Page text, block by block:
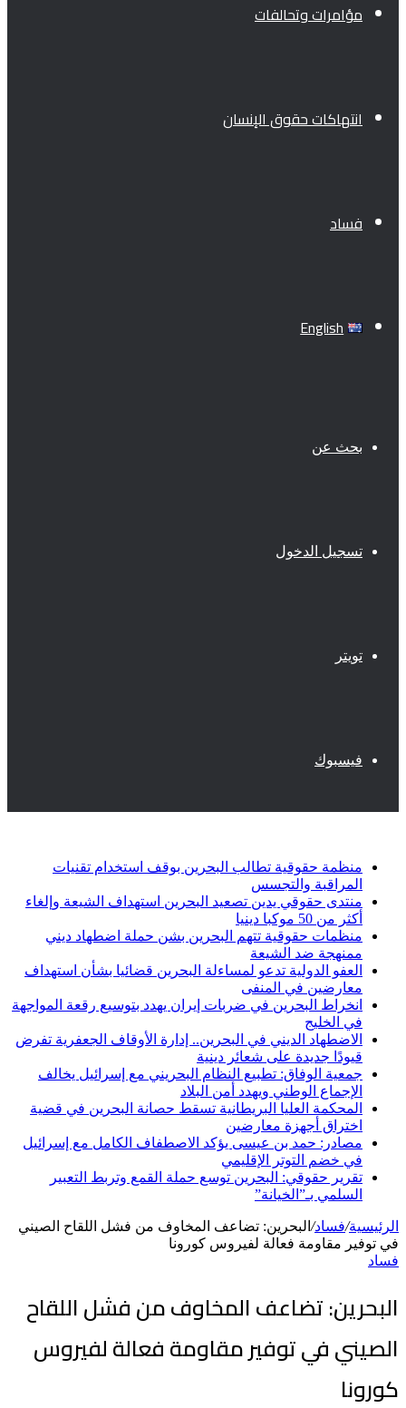
مؤامرات وتحالفات
انتهاكات حقوق الإنسان
فساد
English
بحث عن
تسجيل الدخول
تويتر
فيسبوك
منظمة حقوقية تطالب البحرين بوقف استخدام تقنيات
المراقبة والتجسس
منتدى حقوقي يدين تصعيد البحرين استهداف الشيعة وإلغاء
أكثر من 50 موكبا دينيا
منظمات حقوقية تتهم البحرين بشن حملة اضطهاد ديني
ممنهجة ضد الشيعة
العفو الدولية تدعو لمساءلة البحرين قضائيا بشأن استهداف
معارضين في المنفى
انخراط البحرين في ضربات إيران يهدد بتوسيع رقعة المواجهة
في الخليج
الاضطهاد الديني في البحرين.. إدارة الأوقاف الجعفرية تفرض
قيودًا جديدة على شعائر دينية
جمعية الوفاق: تطبيع النظام البحريني مع إسرائيل يخالف
الإجماع الوطني ويهدد أمن البلاد
المحكمة العليا البريطانية تسقط حصانة البحرين في قضية
اختراق أجهزة معارضين
مصادر: حمد بن عيسى يؤكد الاصطفاف الكامل مع إسرائيل
في خضم التوتر الإقليمي
تقرير حقوقي: البحرين توسع حملة القمع وتربط التعبير
السلمي بـ”الخيانة”
الرئيسية/فساد/ البحرين: تضاعف المخاوف من فشل اللقاح الصيني
في توفير مقاومة فعالة لفيروس كورونا
فساد
البحرين: تضاعف المخاوف من فشل اللقاح
الصيني في توفير مقاومة فعالة لفيروس
كورونا